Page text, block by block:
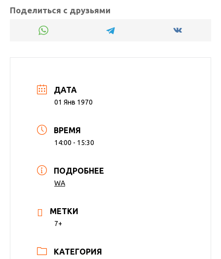
Поделиться с друзьями
ДАТА
01 Янв 1970
ВРЕМЯ
14:00 - 15:30
ПОДРОБНЕЕ
WA
МЕТКИ
7+
КАТЕГОРИЯ